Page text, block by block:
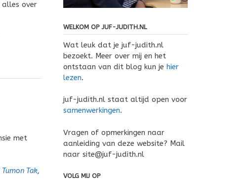
alles over
met
Tak,
WELKOM OP JUF-JUDITH.NL
Wat leuk dat je juf-judith.nl
bezoekt. Meer over mij en het
ontstaan van dit blog kun je hier
lezen.
juf-judith.nl staat altijd open voor
samenwerkingen.
Vragen of opmerkingen naar
aanleiding van deze website? Mail
naar site@juf-judith.nl
VOLG MIJ OP